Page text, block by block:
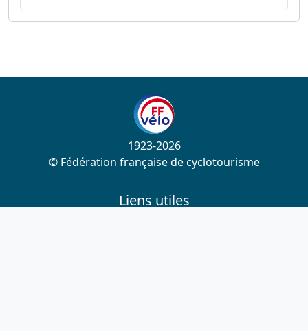
1923-2026
© Fédération française de cyclotourisme
Liens utiles